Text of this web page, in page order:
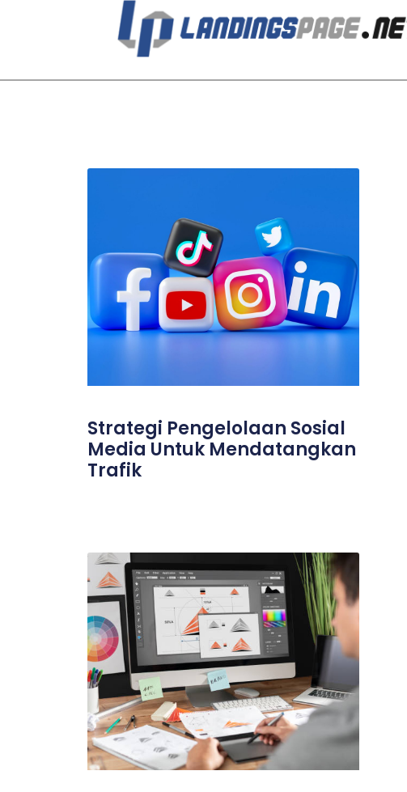
Strategi Pengelolaan Sosial
Media Untuk Mendatangkan
Trafik